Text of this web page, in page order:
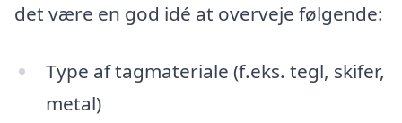
det være en god idé at overveje følgende:
Type af tagmateriale (f.eks. tegl, skifer,
metal)